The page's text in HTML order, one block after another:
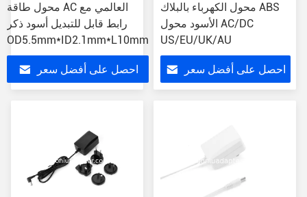
محول طاقة AC العالمي مع
رابط قابل للتبديل أسود ذكر
OD5.5mm*ID2.1mm*L10mm
احصل على أفضل سعر
محول الكهرباء بالبلاك ABS
الأسود محول AC/DC
US/EU/UK/AU
احصل على أفضل سعر